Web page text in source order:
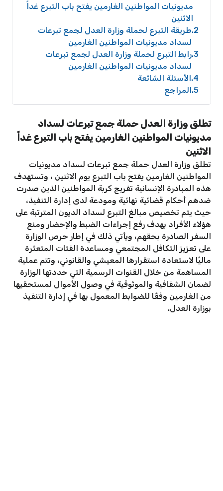
مديونيات المواطنين الغارمين يفتح باب التبرع غداً
الاثنين
2 طريقة التبرع لحملة وزارة العدل لجمع تبرعات
لسداد مديونيات المواطنين الغارمين
3 رابط التبرع لحملة وزارة العدل لجمع تبرعات
لسداد مديونيات المواطنين الغارمين
4 الأسئلة الشائعة
5 المراجع
تطلق وزارة العدل حملة جمع تبرعات لسداد
مديونيات المواطنين الغارمين يفتح باب التبرع غداً
الاثنين
تطلق وزارة العدل حملة جمع تبرعات لسداد مديونيات
المواطنين الغارمين يفتح باب التبرع يوم الاثنين ، وتستهدف
هذه المبادرة الإنسانية تفريج كربة المواطنين الذين صدرت
ضدهم أحكام قضائية نهائية ومودعة لدى إدارة التنفيذ،
حيث يتم تخصيص مبالغ التبرع لسداد الديون المترتبة على
هؤلاء الأفراد بهدف رفع إجراءات الضبط والإحضار ومنع
السفر الصادرة بحقهم، ويأتي ذلك في إطار حرص الوزارة
على تعزيز التكافل المجتمعي ومساعدة الفئات المتعثرة
ماليًا لاستعادة استقرارها المعيشي والقانوني، وتتم عملية
المساهمة من خلال القنوات الرسمية التي حددتها الوزارة
لضمان الشفافية والموثوقية في وصول الأموال لمستحقيها
من الغارمين وفقًا للضوابط المعمول بها في إدارة التنفيذ
بوزارة العدل.